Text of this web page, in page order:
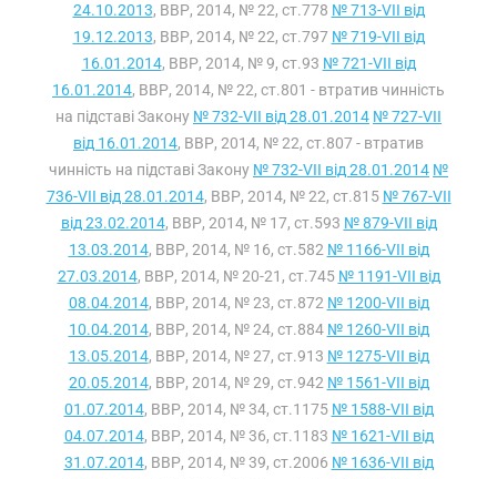
24.10.2013, ВВР, 2014, № 22, ст.778 № 713-VII від
19.12.2013, ВВР, 2014, № 22, ст.797 № 719-VII від
16.01.2014, ВВР, 2014, № 9, ст.93 № 721-VII від
16.01.2014, ВВР, 2014, № 22, ст.801 - втратив чинність
на підставі Закону № 732-VII від 28.01.2014 № 727-VII
від 16.01.2014, ВВР, 2014, № 22, ст.807 - втратив
чинність на підставі Закону № 732-VII від 28.01.2014 №
736-VII від 28.01.2014, ВВР, 2014, № 22, ст.815 № 767-VII
від 23.02.2014, ВВР, 2014, № 17, ст.593 № 879-VII від
13.03.2014, ВВР, 2014, № 16, ст.582 № 1166-VII від
27.03.2014, ВВР, 2014, № 20-21, ст.745 № 1191-VII від
08.04.2014, ВВР, 2014, № 23, ст.872 № 1200-VII від
10.04.2014, ВВР, 2014, № 24, ст.884 № 1260-VII від
13.05.2014, ВВР, 2014, № 27, ст.913 № 1275-VII від
20.05.2014, ВВР, 2014, № 29, ст.942 № 1561-VII від
01.07.2014, ВВР, 2014, № 34, ст.1175 № 1588-VII від
04.07.2014, ВВР, 2014, № 36, ст.1183 № 1621-VII від
31.07.2014, ВВР, 2014, № 39, ст.2006 № 1636-VII від